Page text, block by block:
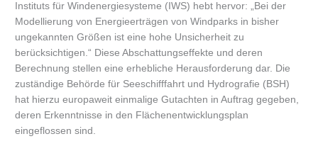
Instituts für Windenergiesysteme (IWS) hebt hervor: „Bei der
Modellierung von Energieerträgen von Windparks in bisher
ungekannten Größen ist eine hohe Unsicherheit zu
berücksichtigen.“ Diese Abschattungseffekte und deren
Berechnung stellen eine erhebliche Herausforderung dar. Die
zuständige Behörde für Seeschifffahrt und Hydrografie (BSH)
hat hierzu europaweit einmalige Gutachten in Auftrag gegeben,
deren Erkenntnisse in den Flächenentwicklungsplan
eingeflossen sind.